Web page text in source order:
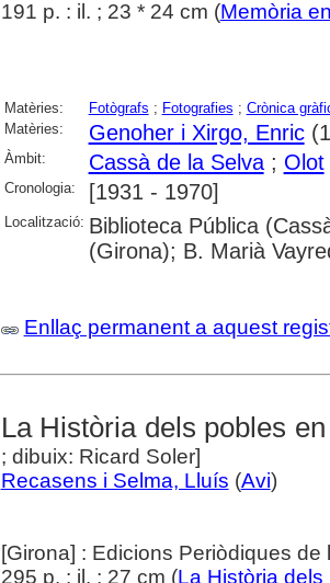
191 p. : il. ; 23 * 24 cm (Memòria
Matèries: Fotògrafs ; Fotografies ; Crònica
Matèries:
Genoher i Xirgo, Enric
Àmbit: Cassà de la Selva; Olot
Cronologia: [1931 - 1970]
Localització: Biblioteca Pública
(Girona); B. Marià
Enllaç permanent a aquest
La Història dels pobles
; dibuix: Ricard Soler]
Recasens i Selma, Lluís (Avi)
[Girona] : Edicions Periòdiques
295 p. : il. ; 27 cm (La Història